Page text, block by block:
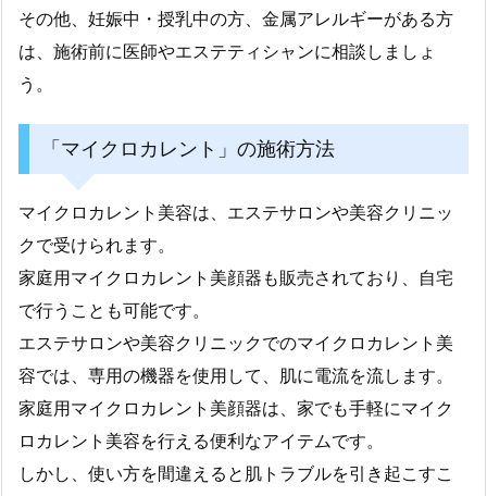
その他、妊娠中・授乳中の方、金属アレルギーがある方
は、施術前に医師やエステティシャンに相談しましょ
う。
「マイクロカレント」の施術方法
マイクロカレント美容は、エステサロンや美容クリニッ
クで受けられます。
家庭用マイクロカレント美顔器も販売されており、自宅
で行うことも可能です。
エステサロンや美容クリニックでのマイクロカレント美
容では、専用の機器を使用して、肌に電流を流します。
家庭用マイクロカレント美顔器は、家でも手軽にマイク
ロカレント美容を行える便利なアイテムです。
しかし、使い方を間違えると肌トラブルを引き起こすこ